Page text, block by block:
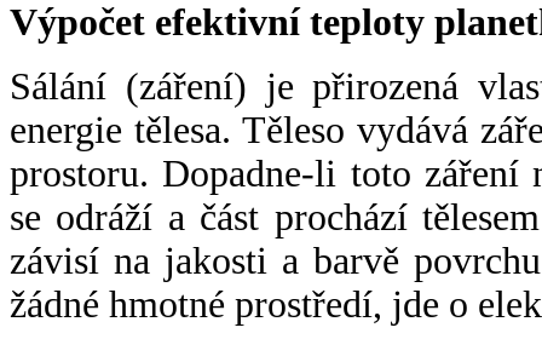
Výpočet efektivní teploty
Sálání (záření) je přirozená
energie tělesa. Těleso vydává
prostoru. Dopadne-li toto záření
se odráží a část prochází
závisí na jakosti a barvě
žádné hmotné prostředí, jde o